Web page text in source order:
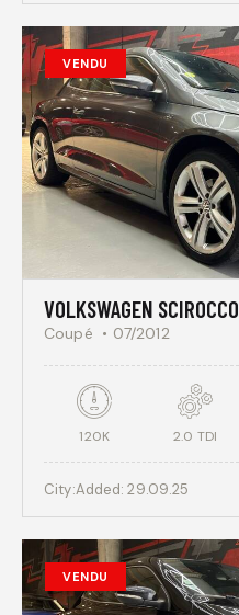
VENDU
VOLKSWAGEN SCIROCCO
Coupé 07/2012
120K 2.0 TDI
City:Added: 29.09.25
VENDU